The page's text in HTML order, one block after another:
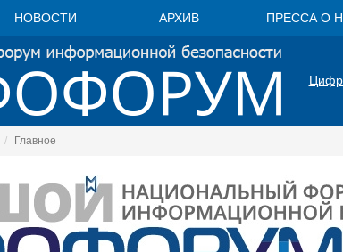
НОВОСТИ АРХИВ ПРЕССА О
Главное